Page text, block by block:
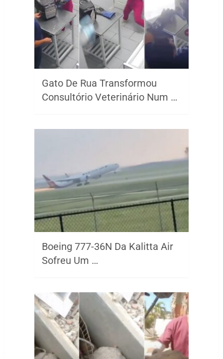
Gato De Rua Transformou
Consultório Veterinário Num …
Boeing 777-36N Da Kalitta Air
Sofreu Um …